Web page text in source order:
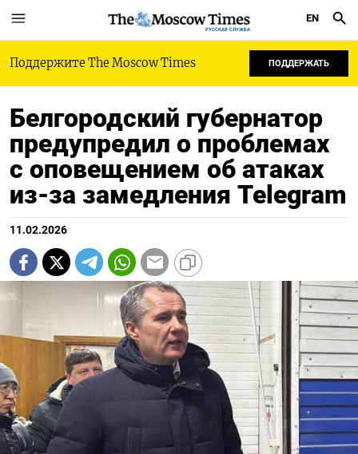
РУССКАЯ СЛУЖБА
EN
Поддержите The Moscow Times ПОДДЕРЖАТЬ
Белгородский губернатор
предупредил о проблемах
с оповещением об атаках
из-за замедления Telegram
11.02.2026